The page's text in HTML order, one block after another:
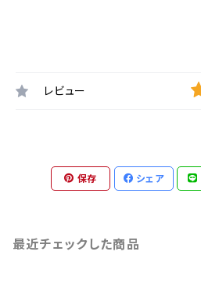
レビュー
保存 シェア
最近チェックした商品